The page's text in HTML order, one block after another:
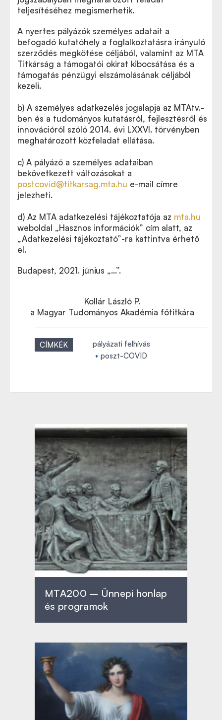
teljesítéséhez megismerhetik.
A nyertes pályázók személyes adatait a
befogadó kutatóhely a foglalkoztatásra irányuló
szerződés megkötése céljából, valamint az MTA
Titkárság a támogatói okirat kibocsátása és a
támogatás pénzügyi elszámolásának céljából
kezeli.
b) A személyes adatkezelés jogalapja az MTAtv.-
ben és a tudományos kutatásról, fejlesztésről és
innovációról szóló 2014. évi LXXVI. törvényben
meghatározott közfeladat ellátása.
c) A pályázó a személyes adataiban
bekövetkezett változásokat a
postcovid@titkarsag.mta.hu e-mail címre
jelezheti.
d) Az MTA adatkezelési tájékoztatója az mta.hu
weboldal „Hasznos információk” cím alatt, az
„Adatkezelési tájékoztató”-ra kattintva érhető
el.
Budapest, 2021. június „…”.
Kollár László P.
a Magyar Tudományos Akadémia főtitkára
CÍMKÉK
pályázati felhívás
poszt-COVID
MTA200 – Ünnepi honlap
és programok